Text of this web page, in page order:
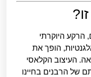
הרקע היוקרתי
הופך את
העיצוב הקלאסי
של הרבנים בחיינו